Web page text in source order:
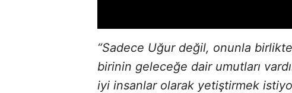
“Sadece Uğur değil, onunla
birinin geleceğe dair umutları
iyi insanlar olarak yetiştirmek